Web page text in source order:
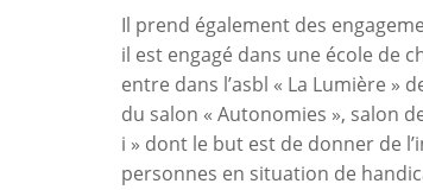
Il prend également des
il est engagé dans une école de
entre dans l’asbl « La Lumière »
du salon « Autonomies », salon
i » dont le but est de donner de
personnes en situation de